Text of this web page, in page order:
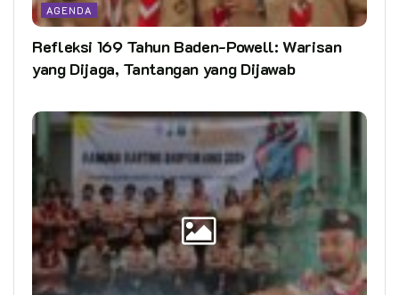
AGENDA
Refleksi 169 Tahun Baden-Powell: Warisan
yang Dijaga, Tantangan yang Dijawab